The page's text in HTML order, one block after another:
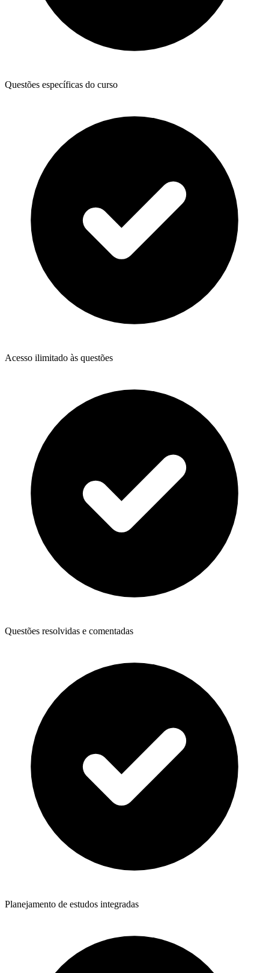
Questões específicas do curso
Acesso ilimitado às questões
Questões resolvidas e comentadas
Planejamento de estudos integradas